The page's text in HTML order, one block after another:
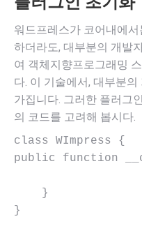
워드프레스가 코어내에
하더라도, 대부분의 개발
여 객체지향프로그래밍
다. 이 기술에서, 대부분
가집니다. 그러한 플러그
의 코드를 고려해 봅시다.
class WImpress {
public function
}